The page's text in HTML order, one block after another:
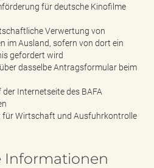
für deutsche Kinofilme
Verwertung von
im Ausland, sofern von dort ein
gefordert wird
dasselbe Antragsformular beim
Internetseite des BAFA
für Wirtschaft und Ausfuhrkontrolle